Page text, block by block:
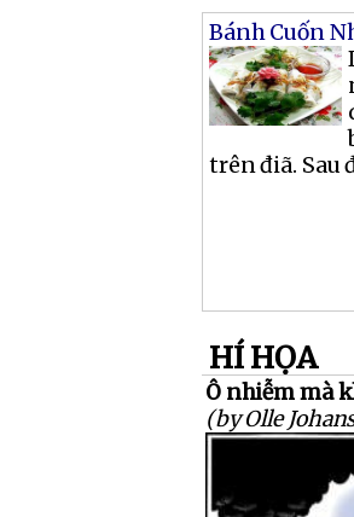
Bánh Cuốn
trên điã. Sau
HÍ HỌA
Ô nhiễm mà
(by Olle